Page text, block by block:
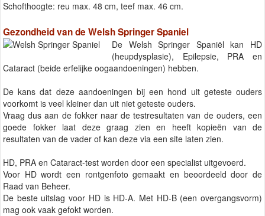
Schofthoogte: reu max. 48 cm, teef max. 46 cm.
Gezondheid van de Welsh Springer Spaniel
De Welsh Springer Spaniël kan HD
(heupdysplasie), Epilepsie, PRA en
Cataract (beide erfelijke oogaandoeningen) hebben.
De kans dat deze aandoeningen bij een hond uit geteste ouders
voorkomt is veel kleiner dan uit niet geteste ouders.
Vraag dus aan de fokker naar de testresultaten van de ouders, een
goede fokker laat deze graag zien en heeft kopieën van de
resultaten van de vader of kan deze via een site laten zien.
HD, PRA en Cataract-test worden door een specialist uitgevoerd.
Voor HD wordt een rontgenfoto gemaakt en beoordeeld door de
Raad van Beheer.
De beste uitslag voor HD is HD-A. Met HD-B (een overgangsvorm)
mag ook vaak gefokt worden.